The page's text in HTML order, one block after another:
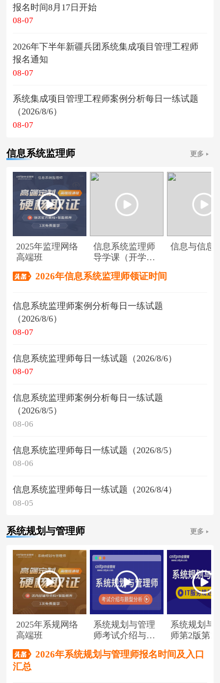
报名时间8月17日开始
08-07
2026年下半年新疆兵团系统集成项目管理工程师
报名通知
08-07
系统集成项目管理工程师案例分析每日一练试题
（2026/8/6）
08-07
信息系统监理师 更多
2025年监理网络
高端班
信息系统监理师
导学课（开学典
信息与信息
2026年信息系统监理师领证时间
信息系统监理师案例分析每日一练试题
（2026/8/6）
08-07
信息系统监理师每日一练试题（2026/8/6）
08-07
信息系统监理师案例分析每日一练试题
（2026/8/5）
08-06
信息系统监理师每日一练试题（2026/8/5）
08-06
信息系统监理师每日一练试题（2026/8/4）
08-05
系统规划与管理师 更多
2025年系规网络
高端班
系统规划与管理
师考试介绍与题
系统规划与
师第2版第1
2026年系统规划与管理师报名时间及入口
汇总